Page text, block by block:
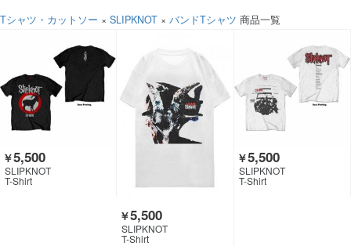
Tシャツ・カットソー × SLIPKNOT × バンドTシャツ 商品一覧
￥5,500
SLIPKNOT
T-Shirt
￥5,500
SLIPKNOT
T-Shirt
￥5,500
SLIPKNOT
T-Shirt